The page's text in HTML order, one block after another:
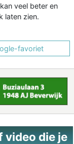
veel beter en
laten zien.
favoriet
video die je